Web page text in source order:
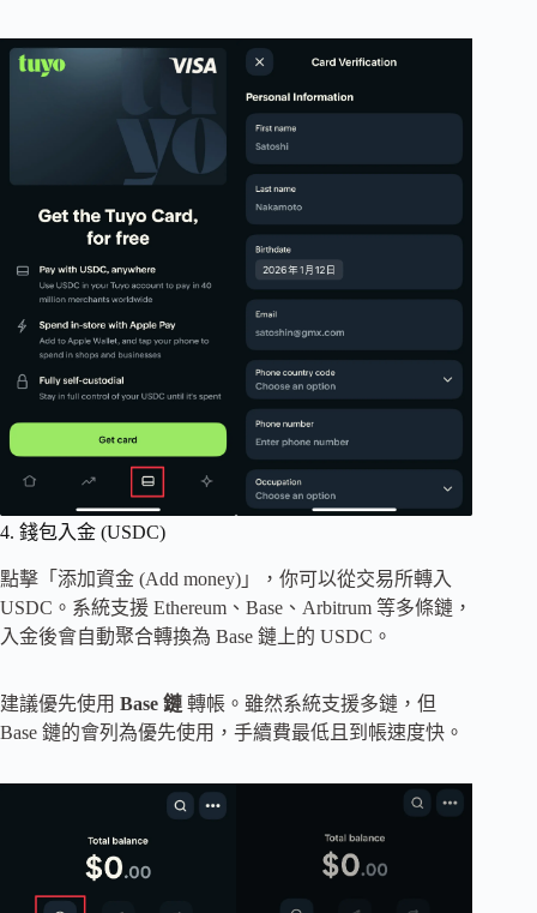
4. 錢包入金 (USDC)
點擊「添加資金 (Add money)」，你可以從交易所轉入
USDC。系統支援 Ethereum、Base、Arbitrum 等多條鏈，
入金後會自動聚合轉換為 Base 鏈上的 USDC。
建議優先使用 Base 鏈 轉帳。雖然系統支援多鏈，但
Base 鏈的會列為優先使用，手續費最低且到帳速度快。